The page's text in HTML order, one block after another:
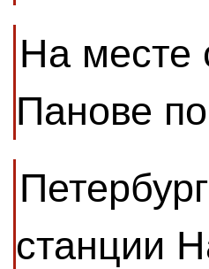
На месте
Панове
станции